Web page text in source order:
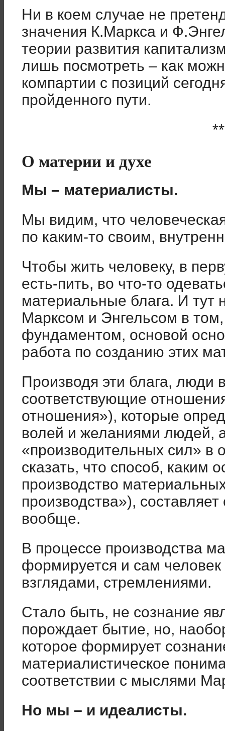
Ни в коем случае не
значения К.Маркса и
теории развития
лишь посмотреть – как
компартии с позиций
пройденного пути.
О материи и духе
Мы – материалисты.
Мы видим, что
по каким-то своим,
Чтобы жить человеку, в
есть-пить, во что-то
материальные блага. И тут
Марксом и Энгельсом в
фундаментом, основой
работа по созданию этих
Производя эти блага, люди
соответствующие
отношения»), которые
волей и желаниями людей,
«производительных сил» в
сказать, что способ, каким
производство
производства»),
вообще.
В процессе производства
формируется и сам человек
взглядами, стремлениями.
Стало быть, не сознание
порождает бытие, но,
которое формирует
материалистическое
соответствии с мыслями
Но мы – и идеалисты.